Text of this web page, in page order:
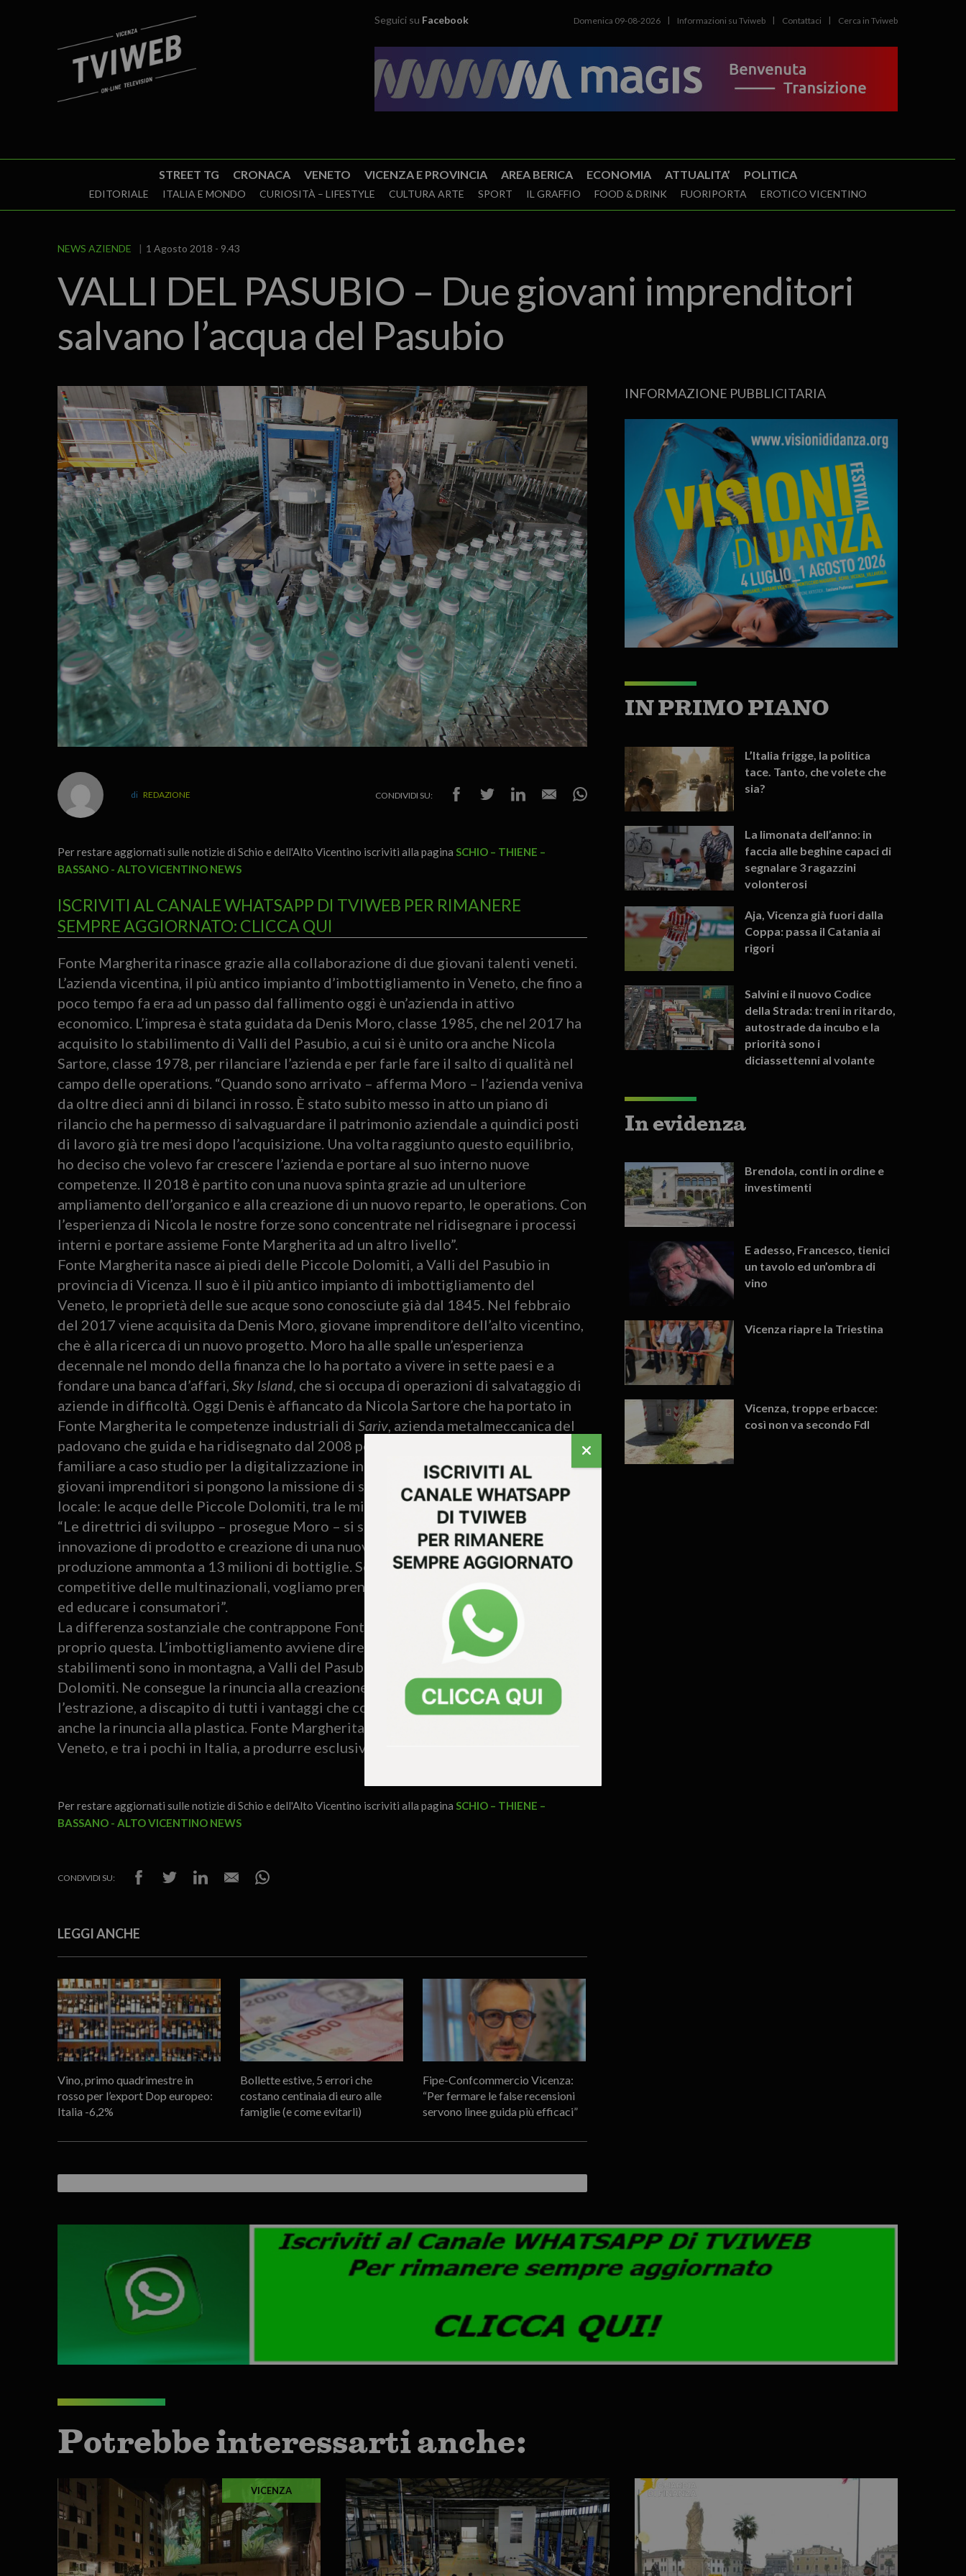
Seguici su Facebook Domenica 09-08-2026 Informazioni su Tviweb Contattaci Cerca in Tviweb
STREET TG CRONACA VENETO VICENZA E PROVINCIA AREA BERICA ECONOMIA ATTUALITA’ POLITICA
EDITORIALE ITALIA E MONDO CURIOSITÀ – LIFESTYLE CULTURA ARTE SPORT IL GRAFFIO FOOD & DRINK FUORIPORTA EROTICO VICENTINO
NEWS AZIENDE 1 Agosto 2018 - 9.43
VALLI DEL PASUBIO – Due giovani imprenditori
salvano l’acqua del Pasubio
REDAZIONE CONDIVIDI SU:
Per restare aggiornati sulle notizie di Schio e dell'Alto Vicentino iscriviti alla pagina SCHIO – THIENE –
BASSANO - ALTO VICENTINO NEWS
ISCRIVITI AL CANALE WHATSAPP DI TVIWEB PER RIMANERE
SEMPRE AGGIORNATO: CLICCA QUI
Fonte Margherita rinasce grazie alla collaborazione di due giovani talenti veneti.
L’azienda vicentina, il più antico impianto d’imbottigliamento in Veneto, che fino a
poco tempo fa era ad un passo dal fallimento oggi è un’azienda in attivo
economico. L’impresa è stata guidata da Denis Moro, classe 1985, che nel 2017 ha
acquisito lo stabilimento di Valli del Pasubio, a cui si è unito ora anche Nicola
Sartore, classe 1978, per rilanciare l’azienda e per farle fare il salto di qualità nel
campo delle operations. “Quando sono arrivato – afferma Moro – l’azienda veniva
da oltre dieci anni di bilanci in rosso. È stato subito messo in atto un piano di
rilancio che ha permesso di salvaguardare il patrimonio aziendale a quindici posti
di lavoro già tre mesi dopo l’acquisizione. Una volta raggiunto questo equilibrio,
ho deciso che volevo far crescere l’azienda e portare al suo interno nuove
competenze. Il 2018 è partito con una nuova spinta grazie ad un ulteriore
ampliamento dell’organico e alla creazione di un nuovo reparto, le operations. Con
l’esperienza di Nicola le nostre forze sono concentrate nel ridisegnare i processi
interni e portare assieme Fonte Margherita ad un altro livello”.
Fonte Margherita nasce ai piedi delle Piccole Dolomiti, a Valli del Pasubio in
provincia di Vicenza. Il suo è il più antico impianto di imbottigliamento del
Veneto, le proprietà delle sue acque sono conosciute già dal 1845. Nel febbraio
del 2017 viene acquisita da Denis Moro, giovane imprenditore dell’alto vicentino,
che è alla ricerca di un nuovo progetto. Moro ha alle spalle un’esperienza
decennale nel mondo della finanza che lo ha portato a vivere in sette paesi e a
fondare una banca d’affari, Sky Island, che si occupa di operazioni di salvataggio di
aziende in difficoltà. Oggi Denis è affiancato da Nicola Sartore che ha portato in
Fonte Margherita le competenze industriali di Sariv, azienda metalmeccanica del
padovano che guida e ha ridisegnato dal 2008 portandola da essere un’azienda
familiare a caso studio per la digitalizzazione industriale ed Industry 4.0. I due
giovani imprenditori si pongono la missione di salvaguardare il patrimonio storico
locale: le acque delle Piccole Dolomiti, tra le migliori d’Italia.
“Le direttrici di sviluppo – prosegue Moro – si sono basate su sostenibilità,
innovazione di prodotto e creazione di una nuova immagine del marchio. Oggi la
produzione ammonta a 13 milioni di bottiglie. Senza doverci adeguare alle logiche
competitive delle multinazionali, vogliamo prenderci l’impegno di sensibilizzare
ed educare i consumatori”.
La differenza sostanziale che contrappone Fonte Margherita alla concorrenza è
proprio questa. L’imbottigliamento avviene direttamente alla fonte: entrambi gli
stabilimenti sono in montagna, a Valli del Pasubio e nel cuore delle Piccole
Dolomiti. Ne consegue la rinuncia alla creazione di aree industrializzate per
l’estrazione, a discapito di tutti i vantaggi che comporta nella produzione, ma
anche la rinuncia alla plastica. Fonte Margherita rimane l’unico stabilimento in
Veneto, e tra i pochi in Italia, a produrre esclusivamente in vetro.
Per restare aggiornati sulle notizie di Schio e dell'Alto Vicentino iscriviti alla pagina SCHIO – THIENE –
BASSANO - ALTO VICENTINO NEWS
CONDIVIDI SU:
LEGGI ANCHE
Vino, primo quadrimestre in
rosso per l’export Dop europeo:
Italia -6,2%
Bollette estive, 5 errori che
costano centinaia di euro alle
famiglie (e come evitarli)
Fipe-Confcommercio Vicenza:
“Per fermare le false recensioni
servono linee guida più efficaci”
INFORMAZIONE PUBBLICITARIA
IN PRIMO PIANO
L’Italia frigge, la politica
tace. Tanto, che volete che
sia?
La limonata dell’anno: in
faccia alle beghine capaci di
segnalare 3 ragazzini
volonterosi
Aja, Vicenza già fuori dalla
Coppa: passa il Catania ai
rigori
Salvini e il nuovo Codice
della Strada: treni in ritardo,
autostrade da incubo e la
priorità sono i
diciassettenni al volante
In evidenza
Brendola, conti in ordine e
investimenti
E adesso, Francesco, tienici
un tavolo ed un’ombra di
vino
Vicenza riapre la Triestina
Vicenza, troppe erbacce:
così non va secondo FdI
Potrebbe interessarti anche:
VICENZA